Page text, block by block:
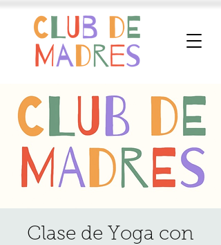
Clase de Yoga con